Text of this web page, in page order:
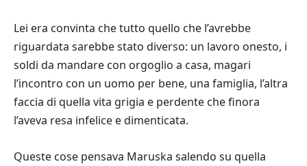
Lei era convinta che tutto quello che l’avrebbe
riguardata sarebbe stato diverso: un lavoro onesto, i
soldi da mandare con orgoglio a casa, magari
l’incontro con un uomo per bene, una famiglia, l’altra
faccia di quella vita grigia e perdente che finora
l’aveva resa infelice e dimenticata.
Queste cose pensava Maruska salendo su quella